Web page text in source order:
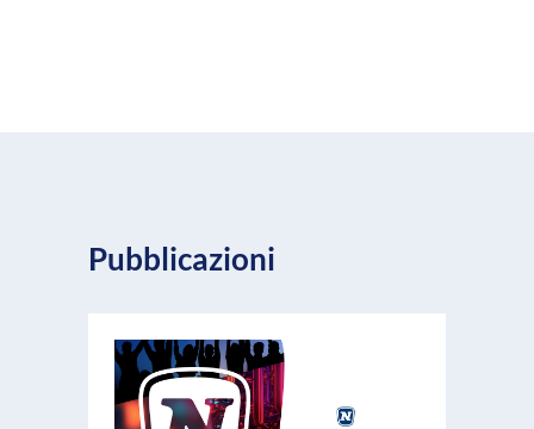
Pubblicazioni